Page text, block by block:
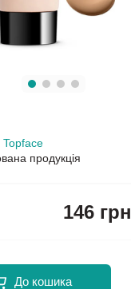
Topface
продукція
146 грн
До кошика